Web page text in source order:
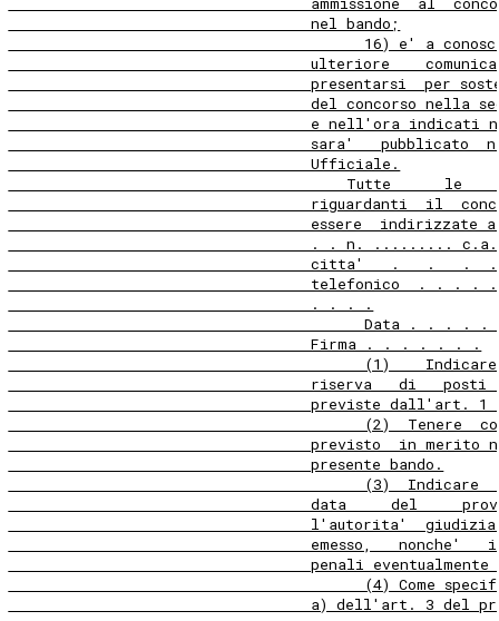
                                  nel bando;
16) e' a
ulteriore
presentarsi  per
del concorso nella
e nell'ora indicati
sara'   pubblicato
                                  Ufficiale.
Tutte      le
riguardanti  il
essere  indirizzate
. . n. .........
citta'   .   .   .
telefonico  . . . .
                                  . . . .
Data . . . . .
                                  Firma . . . . . . .
(1)
riserva   di   posti
previste dall'art. 1
(2)  Tenere
previsto  in merito
                                  presente bando.
(3)  Indicare
data     del
l'autorita'
emesso,   nonche'
penali eventualmente
(4) Come
a) dell'art. 3 del